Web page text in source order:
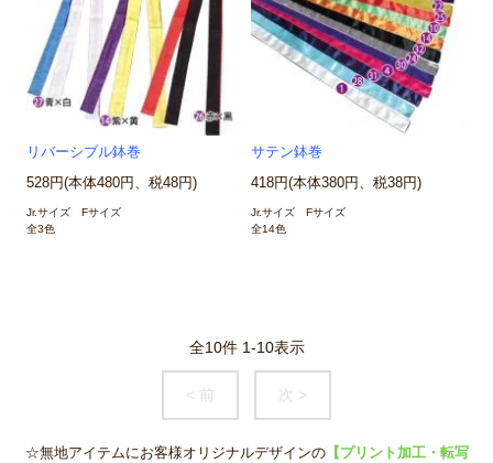
リバーシブル鉢巻
528円(本体480円、税48円)
Jr.サイズ Fサイズ
全3色
サテン鉢巻
418円(本体380円、税38円)
Jr.サイズ Fサイズ
全14色
全10件 1-10表示
< 前 次 >
☆無地アイテムにお客様オリジナルデザインの【プリント加工・転写